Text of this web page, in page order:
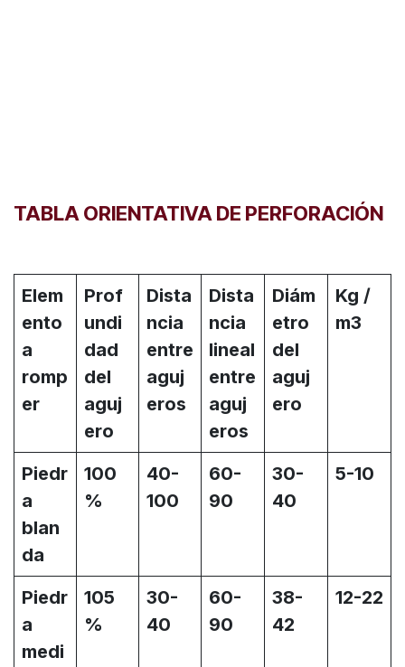
TABLA ORIENTATIVA DE PERFORACIÓN
Elem
ento
a
romp
er
Prof
undi
dad
del
aguj
ero
Dista
ncia
entre
aguj
eros
Dista
ncia
lineal
entre
aguj
eros
Diám
etro
del
aguj
ero
Kg /
m3
Piedr
a
blan
da
100
%
40-
100
60-
90
30-
40
5-10
Piedr
a
medi
105
%
30-
40
60-
90
38-
42
12-22